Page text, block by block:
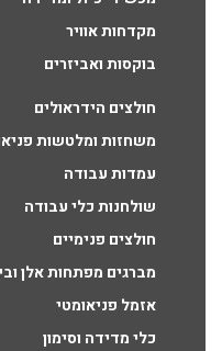
מקדחות אוויר
בוקסות ואביזרים
חולצים הידראולים
משחזות ומלטשות
עמדות עבודה
שולחנות כלי עבודה
חולצים פנימיים
מברגים מפתחות אלן
אזמל פניאומטי
כלי מדידה וסימון